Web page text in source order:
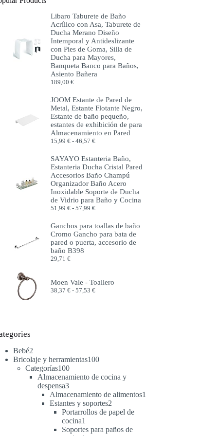
Libaro Taburete de Baño
Acrílico con Asa, Taburete de
Ducha Merano Diseño
Intemporal y Antideslizante
con Pies de Goma, Silla de
Ducha para Mayores,
Banqueta Banco para Baños,
Asiento Bañera
189,00€
JOOM Estante de Pared de
Metal, Estante Flotante Negro,
Estante de baño pequeño,
estantes de exhibición de para
Almacenamiento en Pared
15,99€ - 46,57€Rango
precios:
desde
15,99 €
hasta
46,57 €
SAYAYO Estanteria Baño,
Estanteria Ducha Cristal Pared
Accesorios Baño Champú
Organizador Baño Acero
Inoxidable Soporte de Ducha
de Vidrio para Baño y Cocina
51,99€ - 57,99€Rango
precios:
desde
51,99 €
hasta
Ganchos para toallas de baño
Cromo Gancho para bata de
pared o puerta, accesorio de
baño B398
29,71€
Moen Vale - Toallero
38,37€ - 57,53€Rango
Bebé2
productos
Bricolaje y herramientas100100
Categorías100100
productos
Almacenamiento de cocina y
despensa33
productos
Almacenamiento de alimentos1
Estantes y soportes2
productos
Portarrollos de papel de
cocina1
producto
Soportes para paños de